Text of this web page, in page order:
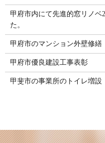
甲府市内にて先進的窓リノベ
た。
甲府市のマンション外壁修繕
甲府市優良建設工事表彰
甲斐市の事業所のトイレ増設